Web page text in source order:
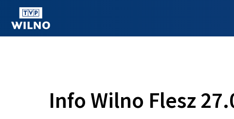
Info Wilno Flesz